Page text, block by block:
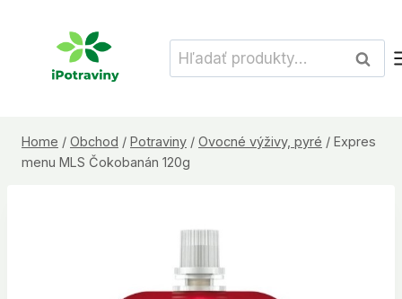
Hľadať:
Home / Obchod / Potraviny / Ovocné výživy, pyré / Expres
menu MLS Čokobanán 120g